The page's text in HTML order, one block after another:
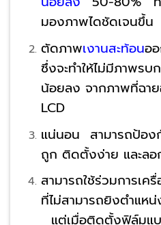
มองภาพไดชัดเจนขึ้น
ตัดภาพเงานสะท้อนอ
ซึ่งจะทำให้ไม่มีภาพร
น้อยลง จากภาพที่ฉา
LCD
แน่นอน สามารถป้อ
ถูก ติดตั้งง่าย และลอ
สามารถใช้ร่วมการเ
ที่ไม่สามารถยิงตำ
แต่เมื่อติดตั้งฟิล์มแ